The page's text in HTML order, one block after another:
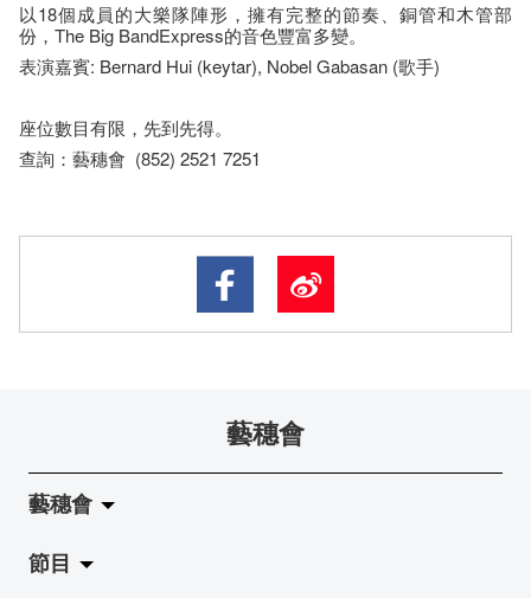
以18個成員的大樂隊陣形，擁有完整的節奏、銅管和木管部
份，The Big BandExpress的音色豐富多變。
表演嘉賓: Bernard Hui (keytar), Nobel Gabasan (歌手)
座​位​數目​有​限​，先到先得。
查詢：藝穗會 (852) 2521 7251
藝穗會
藝穗會
關於藝穗會
節目